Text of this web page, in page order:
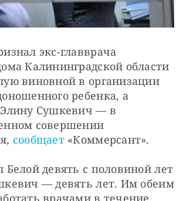
экс-главврача
Калининградской области
виновной в организации
ребенка, а
Элину Сушкевич — в
совершении
сообщает «Коммерсант».
Белой девять с половиной лет
— девять лет. Им обеим